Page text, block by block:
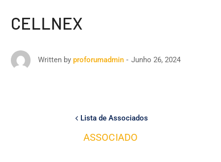
CELLNEX
Written by proforumadmin Junho 26, 2024
Lista de Associados
ASSOCIADO